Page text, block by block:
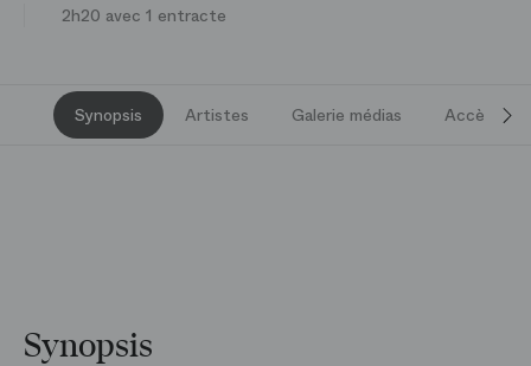
2h20 avec 1 entracte
Synopsis Artistes Galerie médias Accès et
Synopsis